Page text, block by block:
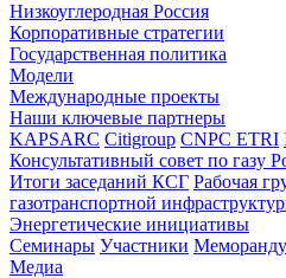
Низкоуглеродная Россия
Корпоративные стратегии
Государственная политика
Модели
Международные проекты
Наши ключевые партнеры
KAPSARC Citigroup CNPC ETRI
Консультативный совет по газу
Итоги заседаний КСГ Рабочая
газотранспортной
Энергетические инициативы
Семинары Участники
Медиа